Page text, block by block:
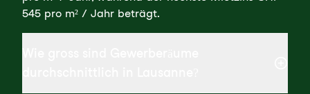
545 pro m² / Jahr beträgt.